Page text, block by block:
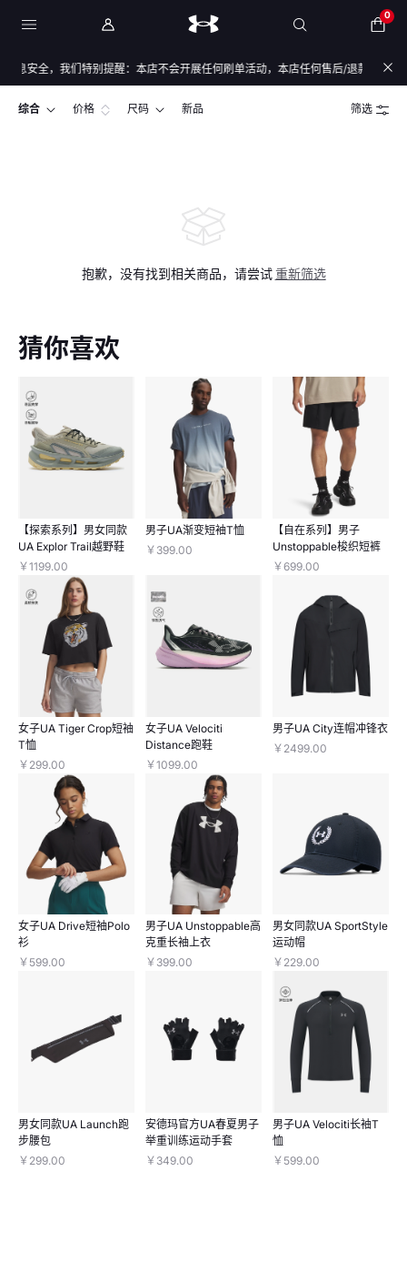
0
息安全，我们特别提醒：本店不会开展任何刷单活动，本店任何售后/退款仅通
综合 价格 尺码 新品 筛选
抱歉，没有找到相关商品，请尝试 重新筛选
猜你喜欢
【探索系列】男女同款
UA Explor Trail越野鞋
￥1199.00
男子UA渐变短袖T恤
￥399.00
【自在系列】男子
Unstoppable梭织短裤
￥699.00
女子UA Tiger Crop短袖
T恤
￥299.00
女子UA Velociti
Distance跑鞋
￥1099.00
男子UA City连帽冲锋衣
￥2499.00
女子UA Drive短袖Polo
衫
￥599.00
男子UA Unstoppable高
克重长袖上衣
￥399.00
男女同款UA SportStyle
运动帽
￥229.00
男女同款UA Launch跑
步腰包
￥299.00
安德玛官方UA春夏男子
举重训练运动手套
￥349.00
男子UA Velociti长袖T
恤
￥599.00